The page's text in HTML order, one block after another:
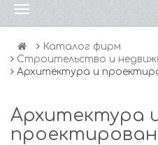
Каталог фирм
Строительство и
Архитектура и
Архитектура